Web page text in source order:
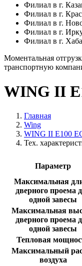
Филиал в г.
Филиал в г.
Филиал в г.
Филиал в г.
Филиал в г.
Моментальная
транспортную
WING II
Главная
Wing
WING II E100
Тех.
Параметр
Максимальная
дверного проема
одной завесы
Максимальная
дверного проема
одной завесы
Тепловая
Максимальный
воздуха